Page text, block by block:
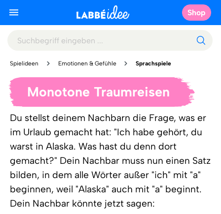
Shop
Spielideen Emotionen & Gefühle Sprachspiele
Monotone Traumreisen
Du stellst deinem Nachbarn die Frage, was er
im Urlaub gemacht hat: "Ich habe gehört, du
warst in Alaska. Was hast du denn dort
gemacht?" Dein Nachbar muss nun einen Satz
bilden, in dem alle Wörter außer "ich" mit "a"
beginnen, weil "Alaska" auch mit "a" beginnt.
Dein Nachbar könnte jetzt sagen: